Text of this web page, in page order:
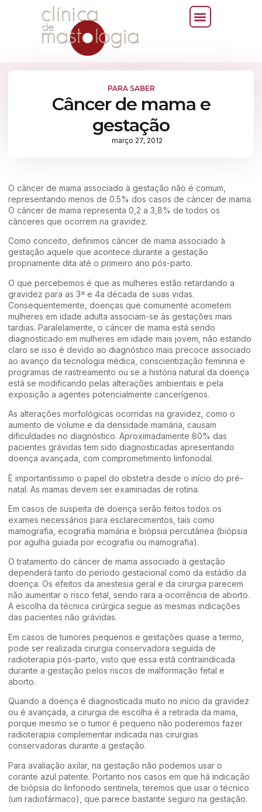
PARA SABER
Câncer de mama e
gestação
março 27, 2012
O câncer de mama associado à gestação não é comum,
representando menos de 0.5% dos casos de câncer de mama.
O câncer de mama representa 0,2 a 3,8% de todos os
cânceres que ocorrem na gravidez.
Como conceito, definimos câncer de mama associado à
gestação aquele que acontece durante a gestação
propriamente dita até o primeiro ano pós-parto.
O que percebemos é que as mulheres estão retardando a
gravidez para as 3ª e 4a década de suas vidas.
Consequentemente, doenças que comumente acometem
mulheres em idade adulta associam-se às gestações mais
tardias. Paralelamente, o câncer de mama está sendo
diagnosticado em mulheres em idade mais jovem, não estando
claro se isso é devido ao diagnóstico mais precoce associado
ao avanço da tecnologia médica, conscientização feminina e
programas de rastreamento ou se a história natural da doença
está se modificando pelas alterações ambientais e pela
exposição a agentes potencialmente cancerígenos.
As alterações morfológicas ocorridas na gravidez, como o
aumento de volume e da densidade mamária, causam
dificuldades no diagnóstico. Aproximadamente 80% das
pacientes grávidas tem sido diagnosticadas apresentando
doença avançada, com comprometimento linfonodal.
É importantíssimo o papel do obstetra desde o início do pré-
natal. As mamas devem ser examinadas de rotina.
Em casos de suspeita de doença serão feitos todos os
exames necessários para esclarecimentos, tais como
mamografia, ecografia mamária e biópsia percutânea (biópsia
por agulha guiada por ecografia ou mamografia).
O tratamento do câncer de mama associado à gestação
dependerá tanto do período gestacional como da estádio da
doença. Os efeitos da anestesia geral e da cirurgia parecem
não aumentar o risco fetal, sendo rara a ocorrência de aborto.
A escolha da técnica cirúrgica segue as mesmas indicações
das pacientes não grávidas.
Em casos de tumores pequenos e gestações quase a termo,
pode ser realizada cirurgia conservadora seguida de
radioterapia pós-parto, visto que essa está contraindicada
durante a gestação pelos riscos de malformação fetal e
aborto.
Quando a doença é diagnosticada muito no início da gravidez
ou é avançada, a cirurgia de escolha é a retirada da mama,
porque mesmo se o tumor é pequeno não poderemos fazer
radioterapia complementar indicada nas cirurgias
conservadoras durante a gestação.
Para avaliação axilar, na gestação não podemos usar o
corante azul patente. Portanto nos casos em que há indicação
de biópsia do linfonodo sentinela, teremos que usar o técnico
(um radiofármaco), que parece bastante seguro na gestação.